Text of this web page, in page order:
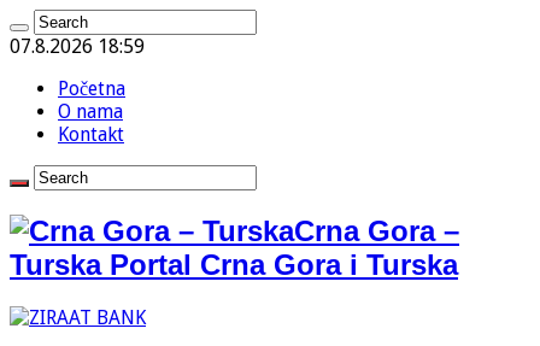
07.8.2026 18:59
Početna
O nama
Kontakt
Crna Gora –
Turska Portal Crna Gora i Turska